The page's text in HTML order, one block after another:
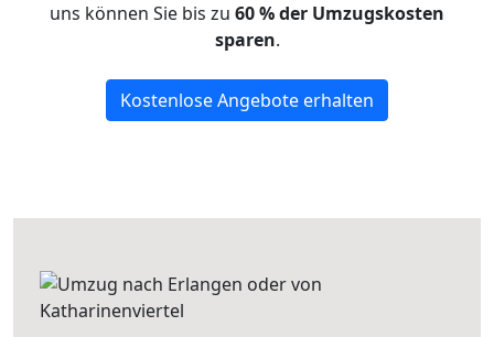
uns können Sie bis zu 60 % der Umzugskosten
sparen.
Kostenlose Angebote erhalten